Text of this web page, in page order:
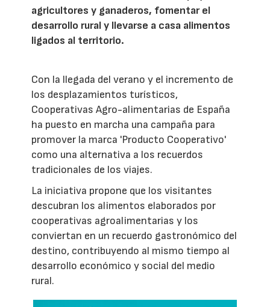
agricultores y ganaderos, fomentar el
desarrollo rural y llevarse a casa alimentos
ligados al territorio.
Con la llegada del verano y el incremento de
los desplazamientos turísticos,
Cooperativas Agro-alimentarias de España
ha puesto en marcha una campaña para
promover la marca 'Producto Cooperativo'
como una alternativa a los recuerdos
tradicionales de los viajes.
La iniciativa propone que los visitantes
descubran los alimentos elaborados por
cooperativas agroalimentarias y los
conviertan en un recuerdo gastronómico del
destino, contribuyendo al mismo tiempo al
desarrollo económico y social del medio
rural.